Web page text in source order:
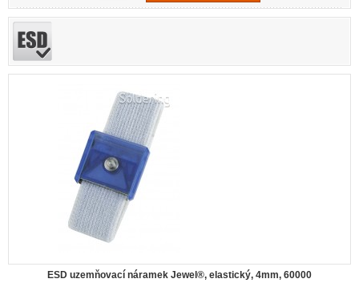
ESD uzemňovací náramek Jewel®, elastický, 4mm, 60000